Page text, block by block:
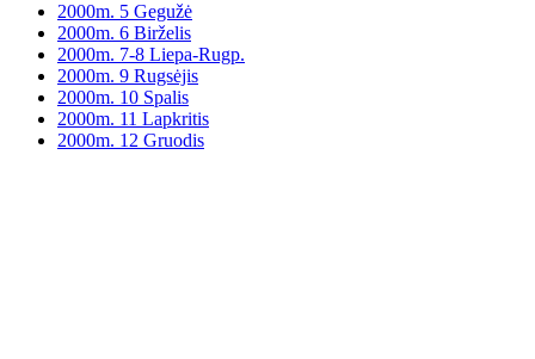
2000m. 5 Gegužė
2000m. 6 Birželis
2000m. 7-8 Liepa-Rugp.
2000m. 9 Rugsėjis
2000m. 10 Spalis
2000m. 11 Lapkritis
2000m. 12 Gruodis